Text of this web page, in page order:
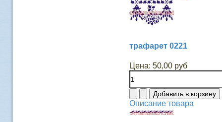
трафарет 0221
Цена: 50,00 руб
Описание товара